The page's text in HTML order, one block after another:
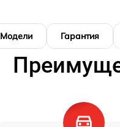
Модели Гарантия